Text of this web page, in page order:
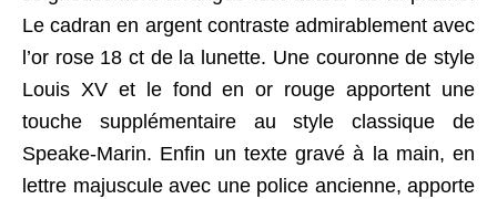
Le cadran en argent contraste admirablement avec
l’or rose 18 ct de la lunette. Une couronne de style
Louis XV et le fond en or rouge apportent une
touche supplémentaire au style classique de
Speake-Marin. Enfin un texte gravé à la main, en
lettre majuscule avec une police ancienne, apporte